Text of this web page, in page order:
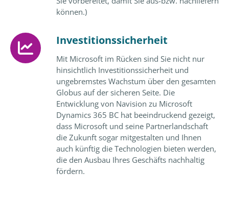
können.)
Investitionssicherheit
Mit Microsoft im Rücken sind Sie nicht nur
hinsichtlich Investitionssicherheit und
ungebremstes Wachstum über den gesamten
Globus auf der sicheren Seite. Die
Entwicklung von Navision zu Microsoft
Dynamics 365 BC hat beeindruckend gezeigt,
dass Microsoft und seine Partnerlandschaft
die Zukunft sogar mitgestalten und Ihnen
auch künftig die Technologien bieten werden,
die den Ausbau Ihres Geschäfts nachhaltig
fördern.